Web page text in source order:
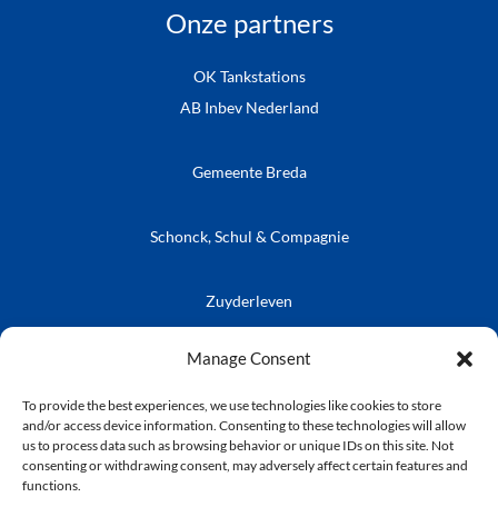
Manage Consent
To provide the best experiences, we use technologies like cookies to store
and/or access device information. Consenting to these technologies will allow
us to process data such as browsing behavior or unique IDs on this site. Not
consenting or withdrawing consent, may adversely affect certain features and
functions.
Onze partners
OK Tankstations
AB Inbev Nederland
Gemeente Breda
Schonck, Schul & Compagnie
Zuyderleven
Vrienden van de Prins
Kielegatse Leutpenning
© Stichting Kielegat